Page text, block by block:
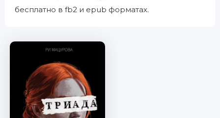
бесплатно в fb2 и epub форматах.